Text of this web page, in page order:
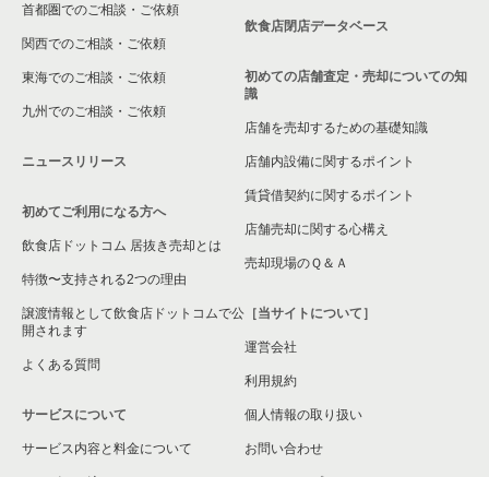
白井市の飲食店の居抜き売却物件の案件一覧
首都圏でのご相談・ご依頼
関西でのご相談・ご依頼
東海でのご相談・ご依頼
九州でのご相談・ご依頼
ニュースリリース
初めてご利用になる方へ
飲食店ドットコム 居抜き売却とは
特徴〜支持される2つの理由
譲渡情報として飲食店ドットコムで公
開されます
よくある質問
サービスについて
サービス内容と料金について
飲食店閉店データベース
初めての店舗査定・売却についての知
識
店舗を売却するための基礎知識
店舗内設備に関するポイント
賃貸借契約に関するポイント
店舗売却に関する心構え
売却現場のＱ＆Ａ
［当サイトについて］
運営会社
利用規約
個人情報の取り扱い
お問い合わせ